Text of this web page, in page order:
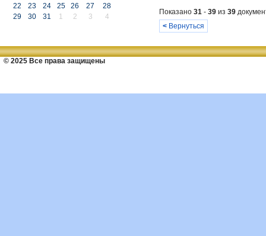
22
23 24 25 26 27
28
29
30 31 1 2 3 4
Показано 31 - 39 из 39
< Вернуться
© 2025 Все права защищены